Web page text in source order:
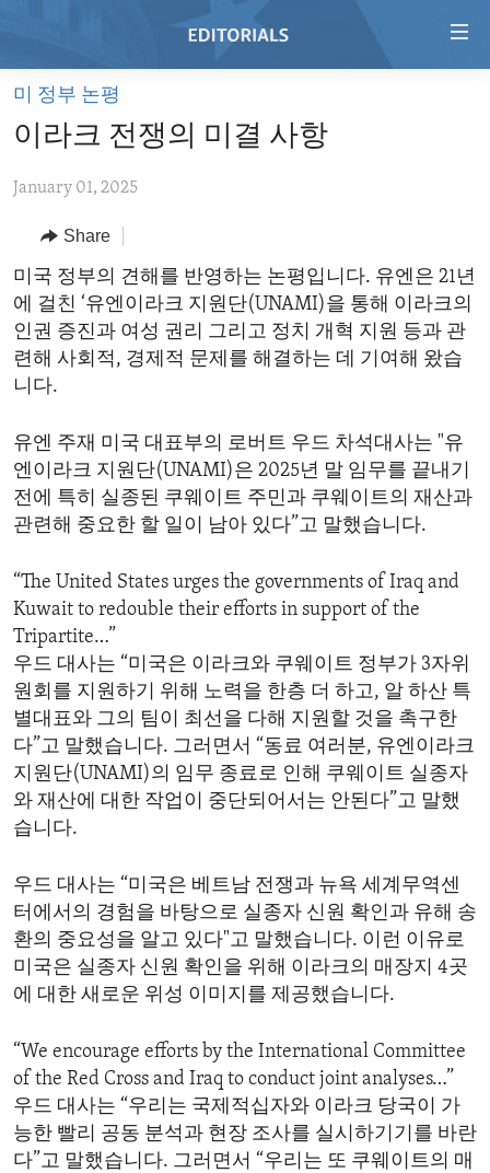
Skip
main
Skip
Navigation
Skip
Search
HOME
VIDEO
RADIO
REGIONS
AFRICA
AMERICAS
ASIA
EUROPE
MIDDLE EAST
TOPICS
HUMAN RIGHTS
SECURITY AND DEFENSE
AID AND DEVELOPMENT
DEMOCRACY AND GOVERNANCE
ECONOMY AND TRADE
ENVIRONMENT AND HEALTH
ARCHIVE
ABOUT US
미 정부 논평
이라크 전쟁의 미결 사항
January 01, 2025
Share
미국 정부의 견해를 반영하는 논평입니다. 유엔은 21년
에 걸친 ‘유엔이라크 지원단(UNAMI)을 통해 이라크의
인권 증진과 여성 권리 그리고 정치 개혁 지원 등과 관
련해 사회적, 경제적 문제를 해결하는 데 기여해 왔습
니다.
유엔 주재 미국 대표부의 로버트 우드 차석대사는 "유
엔이라크 지원단(UNAMI)은 2025년 말 임무를 끝내기
전에 특히 실종된 쿠웨이트 주민과 쿠웨이트의 재산과
관련해 중요한 할 일이 남아 있다”고 말했습니다.
“The United States urges the governments of Iraq and
Kuwait to redouble their efforts in support of the
Tripartite…”
우드 대사는 “미국은 이라크와 쿠웨이트 정부가 3자위
원회를 지원하기 위해 노력을 한층 더 하고, 알 하산 특
별대표와 그의 팀이 최선을 다해 지원할 것을 촉구한
다”고 말했습니다. 그러면서 “동료 여러분, 유엔이라크
지원단(UNAMI)의 임무 종료로 인해 쿠웨이트 실종자
와 재산에 대한 작업이 중단되어서는 안된다”고 말했
습니다.
우드 대사는 “미국은 베트남 전쟁과 뉴욕 세계무역센
터에서의 경험을 바탕으로 실종자 신원 확인과 유해 송
환의 중요성을 알고 있다"고 말했습니다. 이런 이유로
미국은 실종자 신원 확인을 위해 이라크의 매장지 4곳
에 대한 새로운 위성 이미지를 제공했습니다.
“We encourage efforts by the International Committee
of the Red Cross and Iraq to conduct joint analyses…”
우드 대사는 “우리는 국제적십자와 이라크 당국이 가
능한 빨리 공동 분석과 현장 조사를 실시하기기를 바란
다”고 말했습니다. 그러면서 “우리는 또 쿠웨이트의 매